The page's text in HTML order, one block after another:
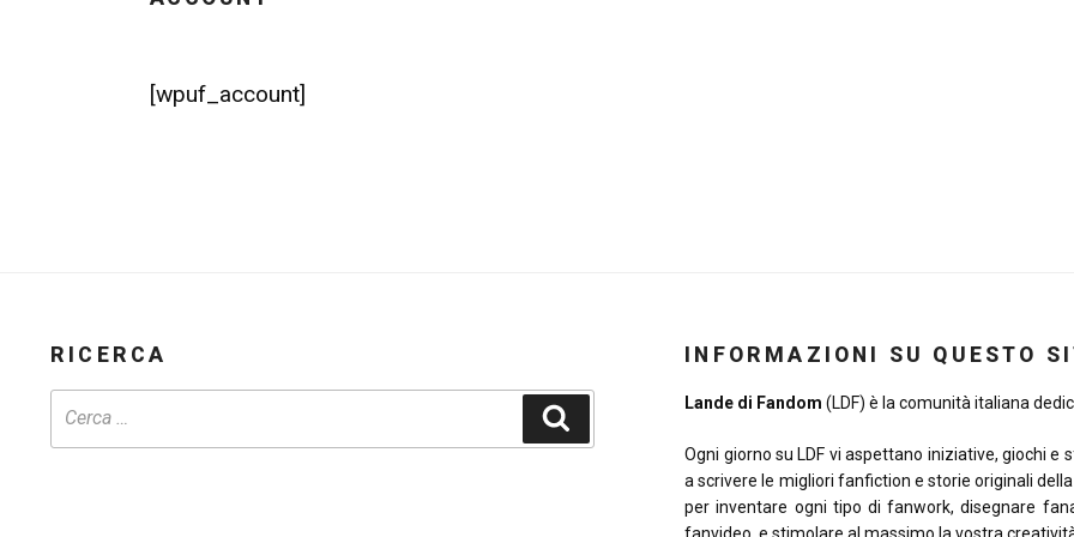
[wpuf_account]
RICERCA INFORMAZIONI SU QUESTO
Lande di Fandom (LDF) è la comunità italiana
Ogni giorno su LDF vi aspettano iniziative, giochi
a scrivere le migliori fanfiction e storie originali
per inventare ogni tipo di fanwork, disegnare